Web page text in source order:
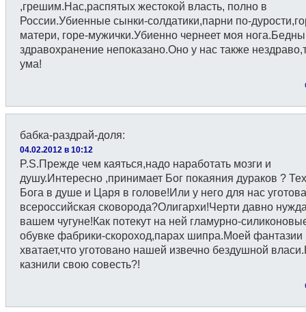
,грешим.Нас,распятых жестокой власть, полно в
России.Убиенные сынки-солдатики,парни по-
матери, горе-мужички.Убиенно чернеет моя
здравохранение непоказано.Оно у нас также
ума!
бабка-раздрай-доля:
04.02.2012 в 10:12
P.S.Прежде чем каяться,надо наработать мозги и
душу.Интересно ,принимает Бог покаяния дураков ?
Бога в душе и Царя в голове!Или у него для нас
всероссийская сковорода?Олигархи!Черти давно
вашем чугуне!Как потекут на ней гламурно-
обувке фабрики-скороход,парах шипра.Моей фантазии
хватает,что уготовано нашей извечно бездушной
казнили свою совесть?!